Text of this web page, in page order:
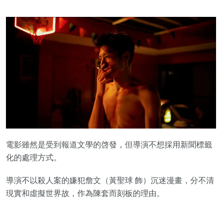
電影雖然是受到報道文學的啓發，但導演不想採用新聞標籤
化的處理方式。
導演不以殺人案的嫌犯詹文（黃聖球 飾）沉迷漫畫，分不清
現實和虛擬世界故，作為陳套而刻板的理由。